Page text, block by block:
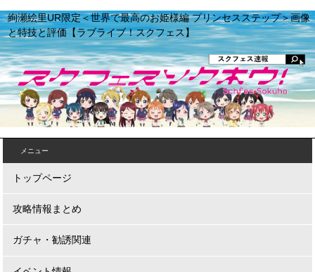
絢瀬絵里UR限定＜世界で最高のお姫様編 プリンセスステップ＞画像
と特技と評価【ラブライブ！スクフェス】
メニュー
トップページ
攻略情報まとめ
ガチャ・勧誘関連